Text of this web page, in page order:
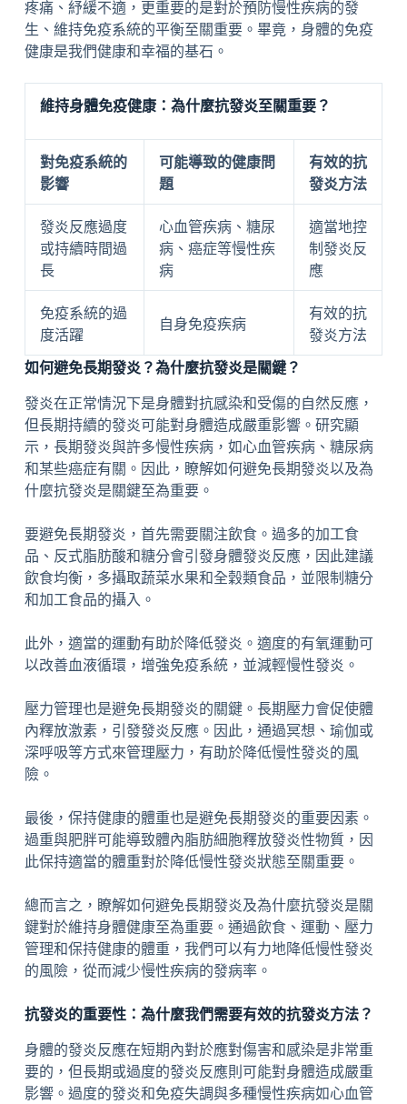
疼痛、紓緩不適，更重要的是對於預防慢性疾病的發
生、維持免疫系統的平衡至關重要。畢竟，身體的免疫
健康是我們健康和幸福的基石。
維持身體免疫健康：為什麼抗發炎至關重要？
對免疫系統的
影響
可能導致的健康問
題
有效的抗
發炎方法
發炎反應過度
或持續時間過
長
心血管疾病、糖尿
病、癌症等慢性疾
病
適當地控
制發炎反
應
免疫系統的過
度活躍
自身免疫疾病
有效的抗
發炎方法
如何避免長期發炎？為什麼抗發炎是關鍵？
發炎在正常情況下是身體對抗感染和受傷的自然反應，
但長期持續的發炎可能對身體造成嚴重影響。研究顯
示，長期發炎與許多慢性疾病，如心血管疾病、糖尿病
和某些癌症有關。因此，瞭解如何避免長期發炎以及為
什麼抗發炎是關鍵至為重要。
要避免長期發炎，首先需要關注飲食。過多的加工食
品、反式脂肪酸和糖分會引發身體發炎反應，因此建議
飲食均衡，多攝取蔬菜水果和全穀類食品，並限制糖分
和加工食品的攝入。
此外，適當的運動有助於降低發炎。適度的有氧運動可
以改善血液循環，增強免疫系統，並減輕慢性發炎。
壓力管理也是避免長期發炎的關鍵。長期壓力會促使體
內釋放激素，引發發炎反應。因此，通過冥想、瑜伽或
深呼吸等方式來管理壓力，有助於降低慢性發炎的風
險。
最後，保持健康的體重也是避免長期發炎的重要因素。
過重與肥胖可能導致體內脂肪細胞釋放發炎性物質，因
此保持適當的體重對於降低慢性發炎狀態至關重要。
總而言之，瞭解如何避免長期發炎及為什麼抗發炎是關
鍵對於維持身體健康至為重要。通過飲食、運動、壓力
管理和保持健康的體重，我們可以有力地降低慢性發炎
的風險，從而減少慢性疾病的發病率。
抗發炎的重要性：為什麼我們需要有效的抗發炎方法？
身體的發炎反應在短期內對於應對傷害和感染是非常重
要的，但長期或過度的發炎反應則可能對身體造成嚴重
影響。過度的發炎和免疫失調與多種慢性疾病如心血管